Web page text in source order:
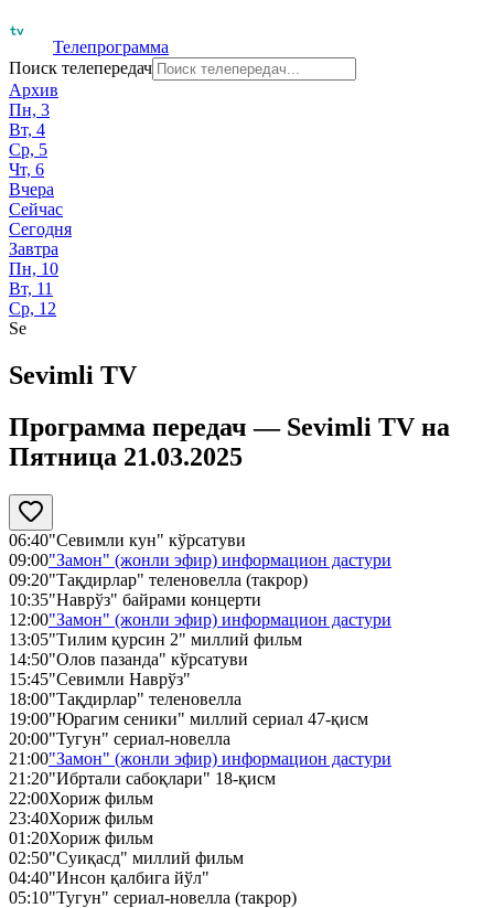
Телепрограмма
Поиск телепередач
Архив
Пн, 3
Вт, 4
Ср, 5
Чт, 6
Вчера
Сейчас
Сегодня
Завтра
Пн, 10
Вт, 11
Ср, 12
Se
Sevimli TV
Программа передач — Sevimli TV на
Пятница 21.03.2025
06:40"Севимли кун" кўрсатуви
09:00"Замон" (жонли эфир) информацион дастури
09:20"Тақдирлар" теленовелла (такрор)
10:35"Наврўз" байрами концерти
12:00"Замон" (жонли эфир) информацион дастури
13:05"Тилим қурсин 2" миллий фильм
14:50"Олов пазанда" кўрсатуви
15:45"Севимли Наврўз"
18:00"Тақдирлар" теленовелла
19:00"Юрагим сеники" миллий сериал 47-қисм
20:00"Тугун" сериал-новелла
21:00"Замон" (жонли эфир) информацион дастури
21:20"Ибртали сабоқлари" 18-қисм
22:00Хориж фильм
23:40Хориж фильм
01:20Хориж фильм
02:50"Суиқасд" миллий фильм
04:40"Инсон қалбига йўл"
05:10"Тугун" сериал-новелла (такрор)